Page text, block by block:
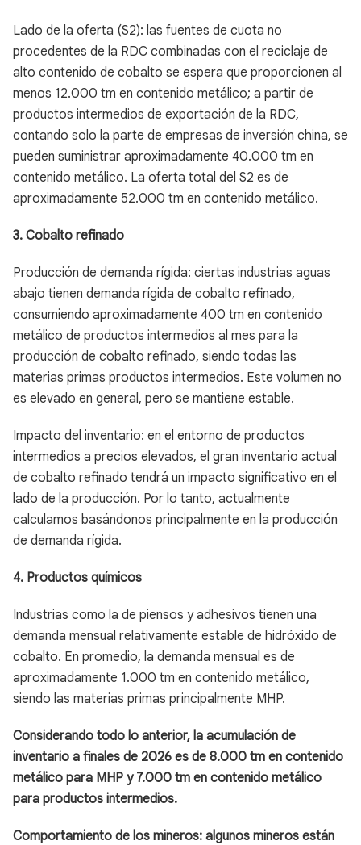
Lado de la oferta (S2): las fuentes de cuota no
procedentes de la RDC combinadas con el reciclaje de
alto contenido de cobalto se espera que proporcionen al
menos 12.000 tm en contenido metálico; a partir de
productos intermedios de exportación de la RDC,
contando solo la parte de empresas de inversión china, se
pueden suministrar aproximadamente 40.000 tm en
contenido metálico. La oferta total del S2 es de
aproximadamente 52.000 tm en contenido metálico.
3. Cobalto refinado
Producción de demanda rígida: ciertas industrias aguas
abajo tienen demanda rígida de cobalto refinado,
consumiendo aproximadamente 400 tm en contenido
metálico de productos intermedios al mes para la
producción de cobalto refinado, siendo todas las
materias primas productos intermedios. Este volumen no
es elevado en general, pero se mantiene estable.
Impacto del inventario: en el entorno de productos
intermedios a precios elevados, el gran inventario actual
de cobalto refinado tendrá un impacto significativo en el
lado de la producción. Por lo tanto, actualmente
calculamos basándonos principalmente en la producción
de demanda rígida.
4. Productos químicos
Industrias como la de piensos y adhesivos tienen una
demanda mensual relativamente estable de hidróxido de
cobalto. En promedio, la demanda mensual es de
aproximadamente 1.000 tm en contenido metálico,
siendo las materias primas principalmente MHP.
Considerando todo lo anterior, la acumulación de
inventario a finales de 2026 es de 8.000 tm en contenido
metálico para MHP y 7.000 tm en contenido metálico
para productos intermedios.
Comportamiento de los mineros: algunos mineros están